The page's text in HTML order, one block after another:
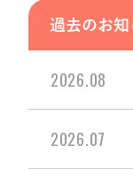
過去のお知
2026.08
2026.07